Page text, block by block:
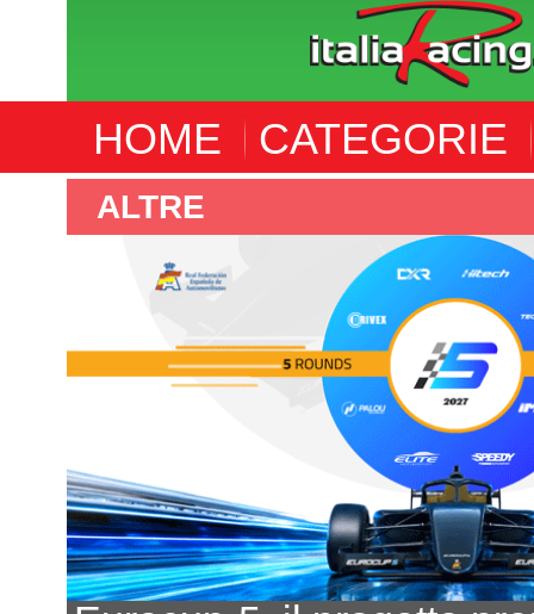
HOME CATEGORIE
ALTRE